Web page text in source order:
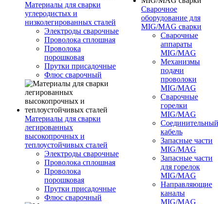
Материалы для сварки
углеродистых и
низколегированных сталей
Электроды сварочные
Проволока сплошная
Проволока
порошковая
Прутки присадочные
Флюс сварочный
Материалы для сварки
легированных
высокопрочных и
теплоустойчивых сталей
Электроды сварочные
Проволока сплошная
Проволока
порошковая
Прутки присадочные
Флюс сварочный
Сварочное
оборудование для
MIG/MAG сварки
Сварочные
аппараты
MIG/MAG
Механизмы
подачи
проволоки
MIG/MAG
Сварочные
горелки
MIG/MAG
Соединительный
кабель
Запасные части
MIG/MAG
Запасные части
для горелок
MIG/MAG
Направляющие
каналы
MIG/MAG